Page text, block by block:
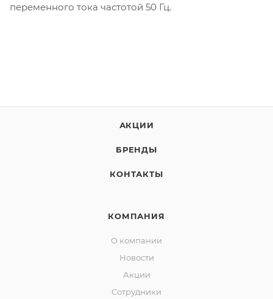
переменного тока частотой 50 Гц.
АКЦИИ
БРЕНДЫ
КОНТАКТЫ
КОМПАНИЯ
О компании
Новости
Акции
Сотрудники